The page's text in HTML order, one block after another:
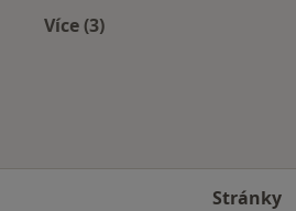
Více (3)
Stránky